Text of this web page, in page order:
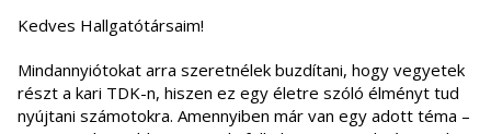
Kedves Hallgatótársaim!
Mindannyiótokat arra szeretnélek buzdítani, hogy vegyetek
részt a kari TDK-n, hiszen ez egy életre szóló élményt tud
nyújtani számotokra. Amennyiben már van egy adott téma –